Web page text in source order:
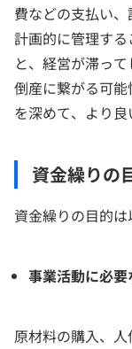
費などの支払い
計画的に管理す
と、経営が滞っ
倒産に繋がる可
を深めて、より良
資金繰りの
資金繰りの目的は
事業活動に必
原材料の購入、